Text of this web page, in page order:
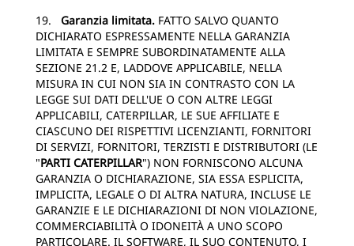
19. Garanzia limitata. FATTO SALVO QUANTO
DICHIARATO ESPRESSAMENTE NELLA GARANZIA
LIMITATA E SEMPRE SUBORDINATAMENTE ALLA
SEZIONE 21.2 E, LADDOVE APPLICABILE, NELLA
MISURA IN CUI NON SIA IN CONTRASTO CON LA
LEGGE SUI DATI DELL'UE O CON ALTRE LEGGI
APPLICABILI, CATERPILLAR, LE SUE AFFILIATE E
CIASCUNO DEI RISPETTIVI LICENZIANTI, FORNITORI
DI SERVIZI, FORNITORI, TERZISTI E DISTRIBUTORI (LE
"PARTI CATERPILLAR") NON FORNISCONO ALCUNA
GARANZIA O DICHIARAZIONE, SIA ESSA ESPLICITA,
IMPLICITA, LEGALE O DI ALTRA NATURA, INCLUSE LE
GARANZIE E LE DICHIARAZIONI DI NON VIOLAZIONE,
COMMERCIABILITÀ O IDONEITÀ A UNO SCOPO
PARTICOLARE. IL SOFTWARE, IL SUO CONTENUTO, I